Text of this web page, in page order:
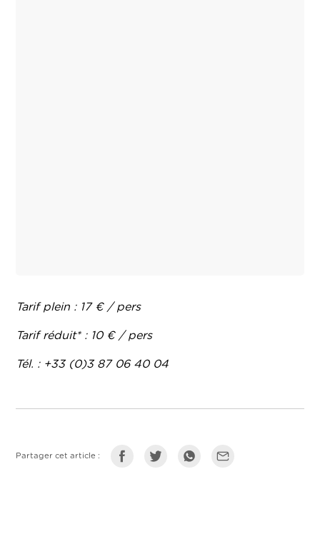
Tarif plein : 17 € / pers
Tarif réduit* : 10 € / pers
Tél. : +33 (0)3 87 06 40 04
Partager cet article :